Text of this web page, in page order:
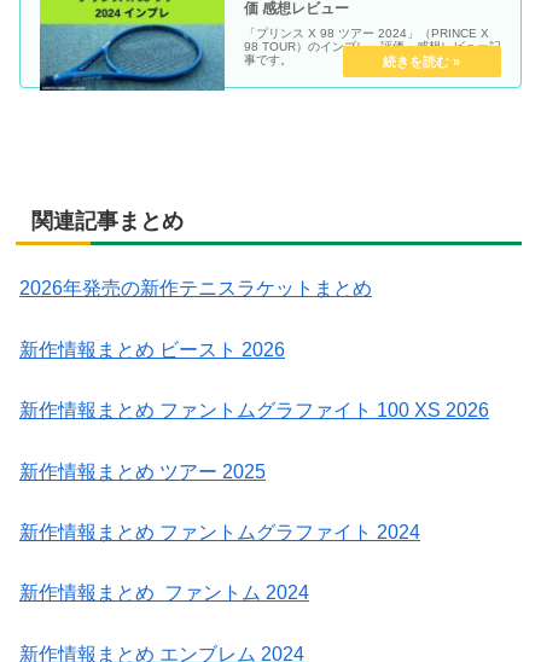
価 感想レビュー
「プリンス X 98 ツアー 2024」（PRINCE X
98 TOUR）のインプレ・評価・感想レビュー記
事です。
関連記事まとめ
2026年発売の新作テニスラケットまとめ
新作情報まとめ ビースト 2026
新作情報まとめ ファントムグラファイト 100 XS 2026
新作情報まとめ ツアー 2025
新作情報まとめ ファントムグラファイト 2024
新作情報まとめ ファントム 2024
新作情報まとめ エンブレム 2024